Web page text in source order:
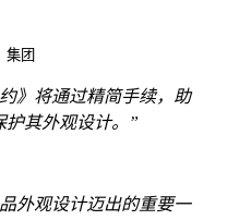
集团
》将通过精简手续，助
护其外观设计。”
外观设计迈出的重要一